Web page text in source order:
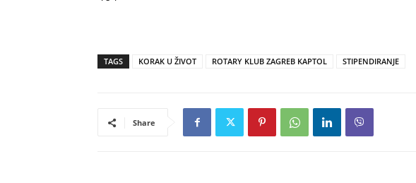
TAGS KORAK U ŽIVOT ROTARY KLUB ZAGREB KAPTOL STIPENDIRANJE
Share